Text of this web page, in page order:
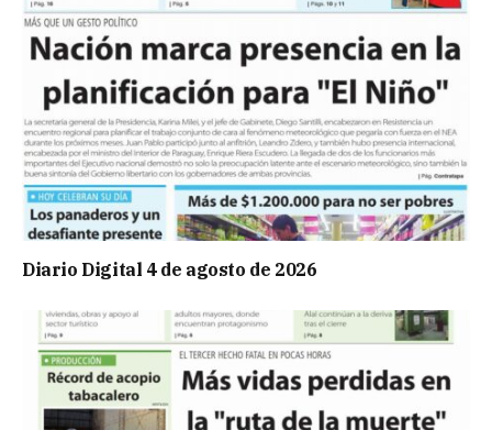
Diario Digital 4 de agosto de 2026